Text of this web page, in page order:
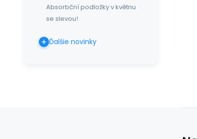
Absorbční podložky v květnu
se slevou!
Ďalšie novinky